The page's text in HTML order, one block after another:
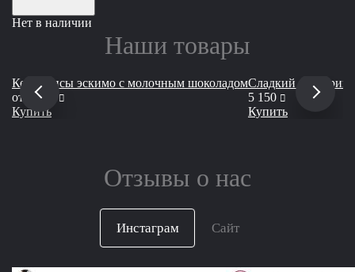
Нет в наличии
Наши товары
Кейкпопсы эскимо с молочным шоколадом
от
2 000
руб
Купить
Сладкий
5 150 руб
Купить
Отзывы о нас
Инстаграм Сайт